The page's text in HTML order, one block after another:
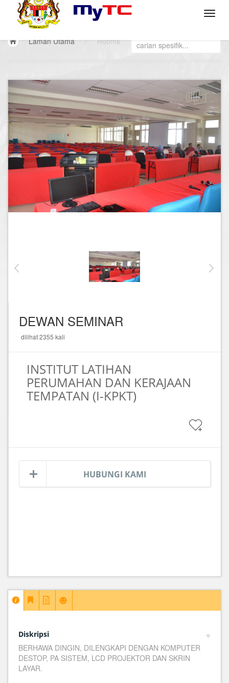
Laman Utama / Rooms
DEWAN SEMINAR
dilihat 2355 kali
INSTITUT LATIHAN
PERUMAHAN DAN KERAJAAN
TEMPATAN (I-KPKT)
HUBUNGI KAMI
Diskripsi
BERHAWA DINGIN, DILENGKAPI DENGAN KOMPUTER
DESTOP, PA SISTEM, LCD PROJEKTOR DAN SKRIN
LAYAR.